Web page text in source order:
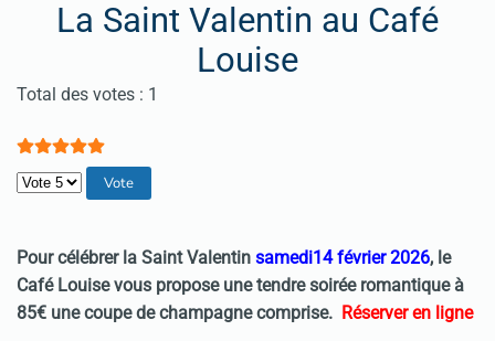
La Saint Valentin au Café
Louise
Vote utilisateur:5/
Total des votes : 1
Veuillez voter
Pour célébrer la Saint Valentin samedi14 février 2026, le
Café Louise vous propose une tendre soirée romantique à
85€ unecoupe de champagne comprise. Réserver en ligne